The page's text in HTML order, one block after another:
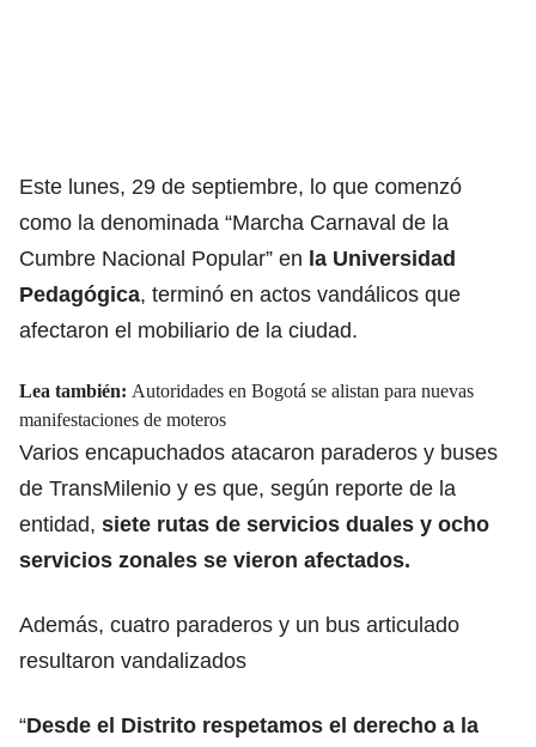
Este lunes, 29 de septiembre, lo que comenzó
como la denominada “Marcha Carnaval de la
Cumbre Nacional Popular” en la Universidad
Pedagógica, terminó en actos vandálicos que
afectaron el mobiliario de la ciudad.
Lea también: Autoridades en Bogotá se alistan para nuevas
manifestaciones de moteros
Varios encapuchados atacaron paraderos y buses
de TransMilenio y es que, según reporte de la
entidad, siete rutas de servicios duales y ocho
servicios zonales se vieron afectados.
Además, cuatro paraderos y un bus articulado
resultaron vandalizados
“Desde el Distrito respetamos el derecho a la